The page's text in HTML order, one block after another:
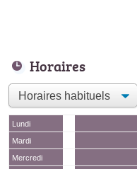
Horaires
Lundi
Mardi
Mercredi